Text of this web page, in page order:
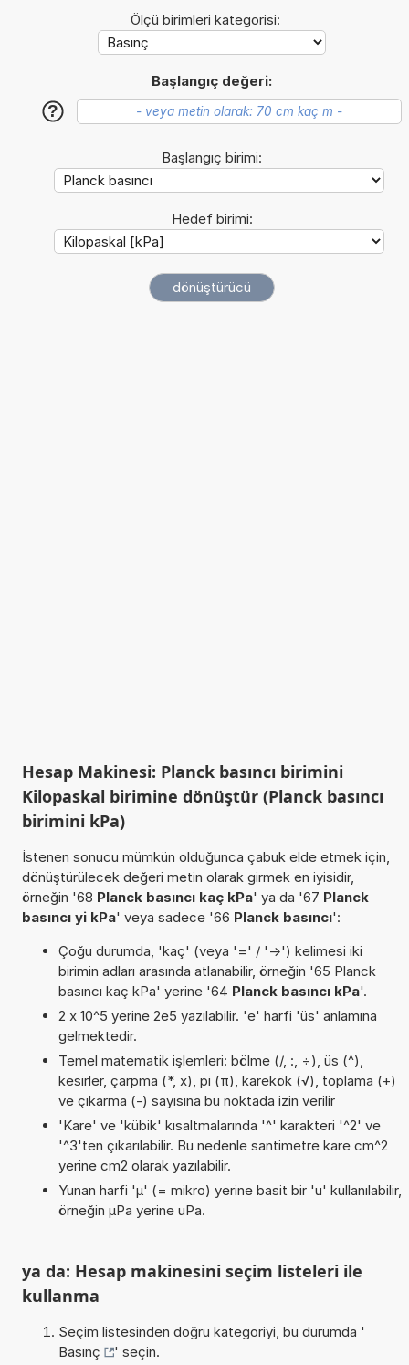
Ölçü birimleri kategorisi:
Başlangıç değeri:
?
Başlangıç birimi:
Hedef birimi:
Hesap Makinesi: Planck basıncı birimini
Kilopaskal birimine dönüştür (Planck basıncı
birimini kPa)
İstenen sonucu mümkün olduğunca çabuk elde etmek için,
dönüştürülecek değeri metin olarak girmek en iyisidir,
örneğin '68 Planck basıncı kaç kPa' ya da '67 Planck
basıncı yi kPa' veya sadece '66 Planck basıncı':
Çoğu durumda, 'kaç' (veya '=' / '->') kelimesi iki
birimin adları arasında atlanabilir, örneğin '65 Planck
basıncı kaç kPa' yerine '64 Planck basıncı kPa'.
2 x 10^5 yerine 2e5 yazılabilir. 'e' harfi 'üs' anlamına
gelmektedir.
Temel matematik işlemleri: bölme (/, :, ÷), üs (^),
kesirler, çarpma (*, x), pi (π), karekök (√), toplama (+)
ve çıkarma (-) sayısına bu noktada izin verilir
'Kare' ve 'kübik' kısaltmalarında '^' karakteri '^2' ve
'^3'ten çıkarılabilir. Bu nedenle santimetre kare cm^2
yerine cm2 olarak yazılabilir.
Yunan harfi 'µ' (= mikro) yerine basit bir 'u' kullanılabilir,
örneğin µPa yerine uPa.
ya da: Hesap makinesini seçim listeleri ile
kullanma
Seçim listesinden doğru kategoriyi, bu durumda '
Basınç
' seçin.